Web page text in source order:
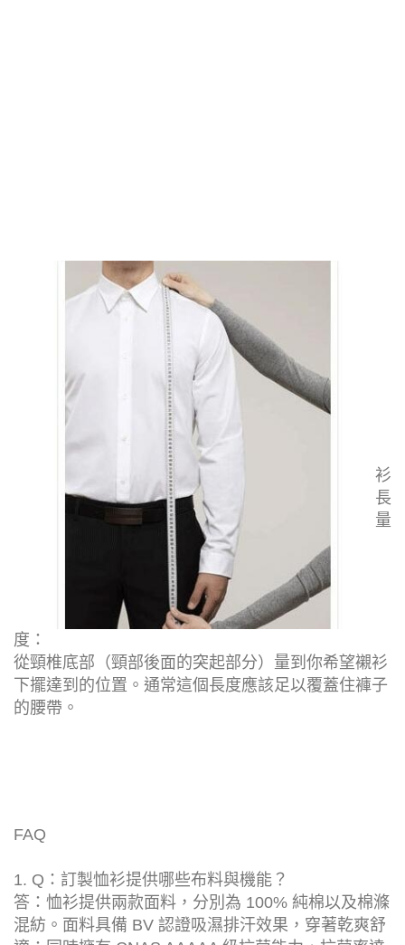
衫
長
量
度：
從頸椎底部（頸部後面的突起部分）量到你希望襯衫
下擺達到的位置。通常這個長度應該足以覆蓋住褲子
的腰帶。
FAQ
1. Q：訂製恤衫提供哪些布料與機能？
答：恤衫提供兩款面料，分別為 100% 純棉以及棉滌
混紡。面料具備 BV 認證吸濕排汗效果，穿著乾爽舒